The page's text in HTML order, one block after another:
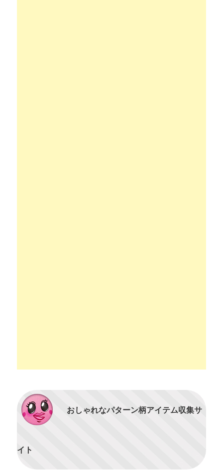
おしゃれなパターン柄アイテム収集サ
イト